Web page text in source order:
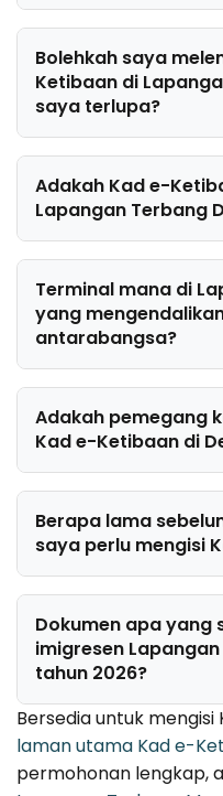
Bolehkah saya
Ketibaan di
saya terlupa?
Adakah Kad e-
Lapangan Terbang
Terminal mana di
yang
antarabangsa?
Adakah pemegang
Kad e-Ketibaan di
Berapa lama
saya perlu mengisi
Dokumen apa yang
imigresen
tahun 2026?
Bersedia untuk
laman utama Kad e-
permohonan lengkap,